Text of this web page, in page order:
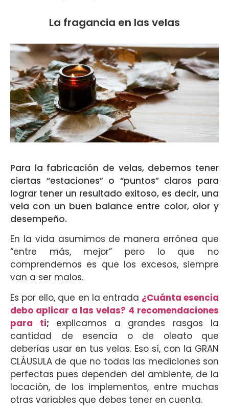
La fragancia en las velas
Para la fabricación de velas, debemos tener
ciertas “estaciones” o “puntos” claros para
lograr tener un resultado exitoso, es decir, una
vela con un buen balance entre color, olor y
desempeño.
En la vida asumimos de manera errónea que
“entre más, mejor” pero lo que no
comprendemos es que los excesos, siempre
van a ser malos.
Es por ello, que en la entrada ¿Cuánta esencia
debo aplicar a las velas? 4 recomendaciones
para ti; explicamos a grandes rasgos la
cantidad de esencia o de oleato que
deberías usar en tus velas. Eso sí, con la GRAN
CLÁUSULA de que no todas las mediciones son
perfectas pues dependen del ambiente, de la
locación, de los implementos, entre muchas
otras variables que debes tener en cuenta.